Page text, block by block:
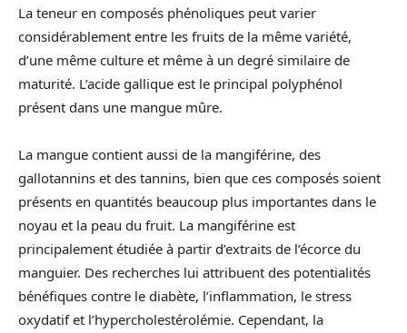
La teneur en composés phénoliques peut varier
considérablement entre les fruits de la même variété,
d’une même culture et même à un degré similaire de
maturité. L’acide gallique est le principal polyphénol
présent dans une mangue mûre.
La mangue contient aussi de la mangiférine, des
gallotannins et des tannins, bien que ces composés soient
présents en quantités beaucoup plus importantes dans le
noyau et la peau du fruit. La mangiférine est
principalement étudiée à partir d’extraits de l’écorce du
manguier. Des recherches lui attribuent des potentialités
bénéfiques contre le diabète, l’inflammation, le stress
oxydatif et l’hypercholestérolémie. Cependant, la